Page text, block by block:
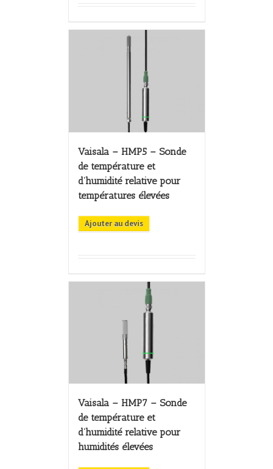
Vaisala – HMP5 – Sonde
de température et
d’humidité relative pour
températures élevées
Ajouter au devis
Vaisala – HMP7 – Sonde
de température et
d’humidité relative pour
humidités élevées